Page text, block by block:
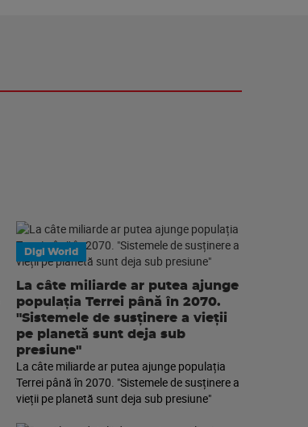
Digi World
La câte miliarde ar putea ajunge
populația Terrei până în 2070.
"Sistemele de susținere a vieții
pe planetă sunt deja sub
presiune"
La câte miliarde ar putea ajunge populația
Terrei până în 2070. "Sistemele de susținere a
vieții pe planetă sunt deja sub presiune"